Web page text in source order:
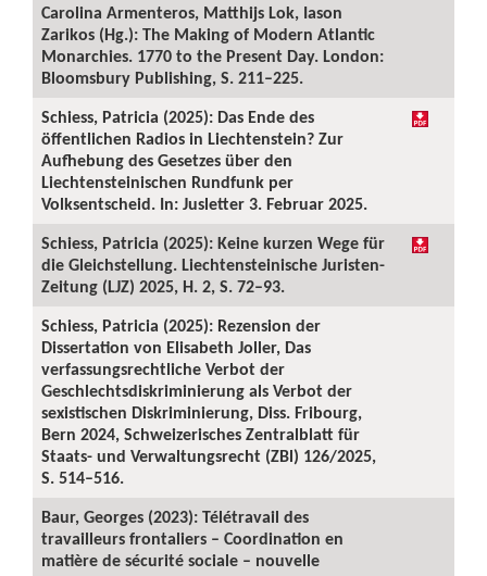
Carolina Armenteros, Matthijs Lok, Iason
Zarikos (Hg.): The Making of Modern Atlantic
Monarchies. 1770 to the Present Day. London:
Bloomsbury Publishing, S. 211–225.
Schiess, Patricia (2025): Das Ende des
öffentlichen Radios in Liechtenstein? Zur
Aufhebung des Gesetzes über den
Liechtensteinischen Rundfunk per
Volksentscheid. In: Jusletter 3. Februar 2025.
Schiess, Patricia (2025): Keine kurzen Wege für
die Gleichstellung. Liechtensteinische Juristen-
Zeitung (LJZ) 2025, H. 2, S. 72–93.
Schiess, Patricia (2025): Rezension der
Dissertation von Elisabeth Joller, Das
verfassungsrechtliche Verbot der
Geschlechtsdiskriminierung als Verbot der
sexistischen Diskriminierung, Diss. Fribourg,
Bern 2024, Schweizerisches Zentralblatt für
Staats- und Verwaltungsrecht (ZBl) 126/2025,
S. 514–516.
Baur, Georges (2023): Télétravail des
travailleurs frontaliers – Coordination en
matière de sécurité sociale – nouvelle